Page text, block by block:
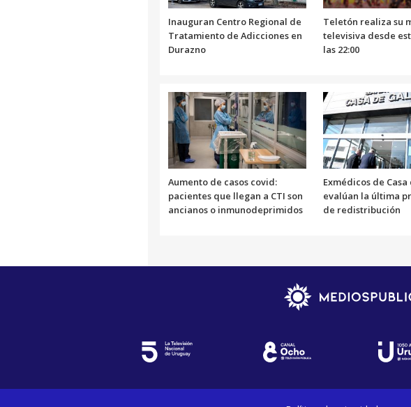
Inauguran Centro Regional de
Tratamiento de Adicciones en
Durazno
Teletón realiza su
televisiva desde
las 22:00
Aumento de casos covid:
pacientes que llegan a CTI son
ancianos o inmunodeprimidos
Exmédicos de
evalúan la última
de redistribución